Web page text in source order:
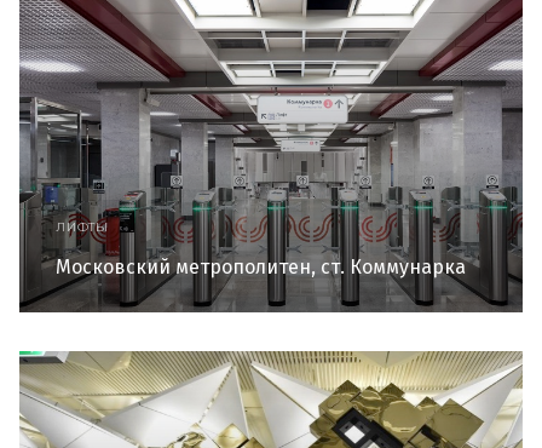
ЛИФТЫ
Московский метрополитен, ст. Коммунарка